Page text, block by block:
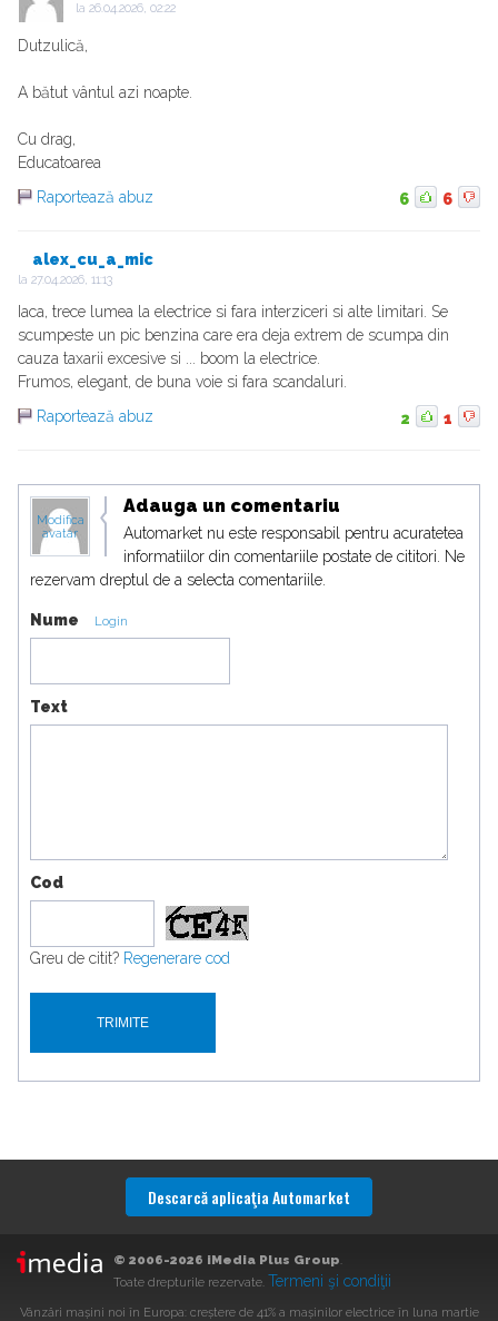
la 26.04.2026, 02:22
Dutzulică,
A bătut vântul azi noapte.
Cu drag,
Educatoarea
Raportează abuz
6 6
alex_cu_a_mic
la 27.04.2026, 11:13
Iaca, trece lumea la electrice si fara interziceri si alte limitari. Se
scumpeste un pic benzina care era deja extrem de scumpa din
cauza taxarii excesive si ... boom la electrice.
Frumos, elegant, de buna voie si fara scandaluri.
Raportează abuz
2 1
Modifica
avatar
Adauga un comentariu
Automarket nu este responsabil pentru acuratetea
informatiilor din comentariile postate de cititori. Ne
rezervam dreptul de a selecta comentariile.
Nume Login
Text
Cod
Greu de citit? Regenerare cod
Descarcă aplicaţia Automarket
© 2006-2026 iMedia Plus Group.
Toate drepturile rezervate. Termeni şi condiţii
Vânzări mașini noi în Europa: creștere de 41% a mașinilor electrice în luna martie